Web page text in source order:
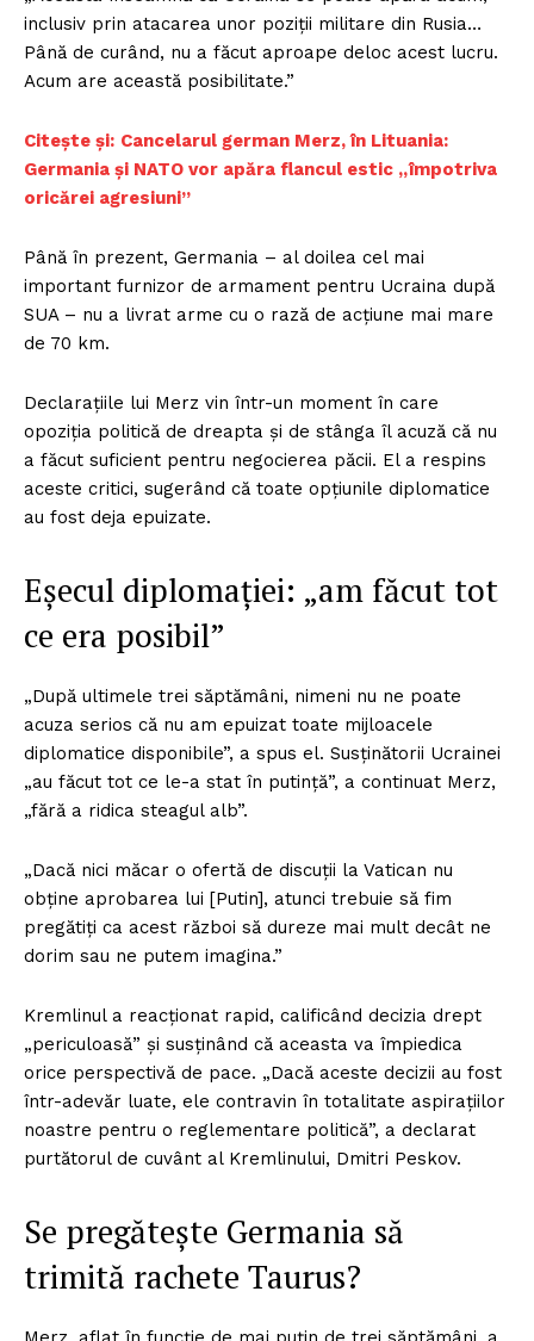
inclusiv prin atacarea unor poziții militare din Rusia…
Până de curând, nu a făcut aproape deloc acest lucru.
Acum are această posibilitate.”
Citește și: Cancelarul german Merz, în Lituania:
Germania și NATO vor apăra flancul estic „împotriva
oricărei agresiuni”
Până în prezent, Germania – al doilea cel mai
important furnizor de armament pentru Ucraina după
SUA – nu a livrat arme cu o rază de acțiune mai mare
de 70 km.
Declarațiile lui Merz vin într-un moment în care
opoziția politică de dreapta și de stânga îl acuză că nu
a făcut suficient pentru negocierea păcii. El a respins
aceste critici, sugerând că toate opțiunile diplomatice
au fost deja epuizate.
Eșecul diplomației: „am făcut tot
ce era posibil”
„După ultimele trei săptămâni, nimeni nu ne poate
acuza serios că nu am epuizat toate mijloacele
diplomatice disponibile”, a spus el. Susținătorii Ucrainei
„au făcut tot ce le-a stat în putință”, a continuat Merz,
„fără a ridica steagul alb”.
„Dacă nici măcar o ofertă de discuții la Vatican nu
obține aprobarea lui [Putin], atunci trebuie să fim
pregătiți ca acest război să dureze mai mult decât ne
dorim sau ne putem imagina.”
Kremlinul a reacționat rapid, calificând decizia drept
„periculoasă” și susținând că aceasta va împiedica
orice perspectivă de pace. „Dacă aceste decizii au fost
într-adevăr luate, ele contravin în totalitate aspirațiilor
noastre pentru o reglementare politică”, a declarat
purtătorul de cuvânt al Kremlinului, Dmitri Peskov.
Se pregătește Germania să
trimită rachete Taurus?